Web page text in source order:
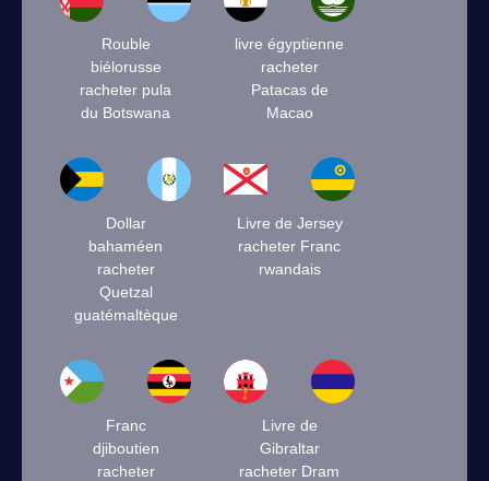
Rouble
biélorusse
racheter pula
du Botswana
livre égyptienne
racheter
Patacas de
Macao
Dollar
bahaméen
racheter
Quetzal
guatémaltèque
Livre de Jersey
racheter Franc
rwandais
Franc
djiboutien
racheter
Livre de
Gibraltar
racheter Dram